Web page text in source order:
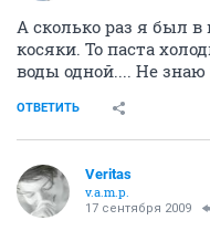
А сколько раз я был в
косяки. То паста
воды одной.... Не знаю
ОТВЕТИТЬ
Veritas
v.a.m.p.
17 сентября 2009